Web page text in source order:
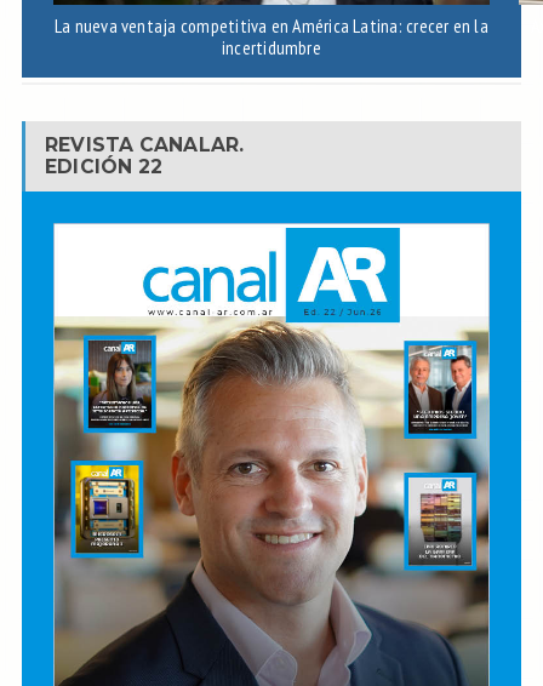
La nueva ventaja competitiva en América Latina: crecer en la
incertidumbre
REVISTA CANALAR.
EDICIÓN 22